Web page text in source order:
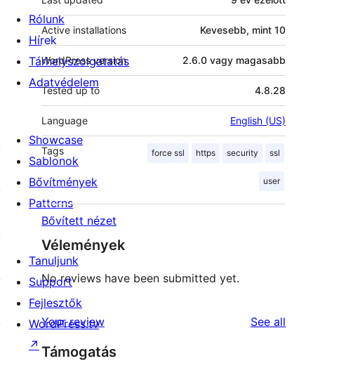
Active installations Kevesebb, mint 10
WordPress version 2.6.0 vagy magasabb
Tested up to 4.8.28
Language English (US)
Tags force ssl https security ssl
user
Bővített nézet
Vélemények
No reviews have been submitted yet.
Your review See all
Támogatás
Rólunk
Hírek
Tárhelyszolgatatás
Adatvédelem
Showcase
Sablonok
Bővítmények
Patterns
Tanuljunk
Support
Fejlesztők
WordPress.tv
↗